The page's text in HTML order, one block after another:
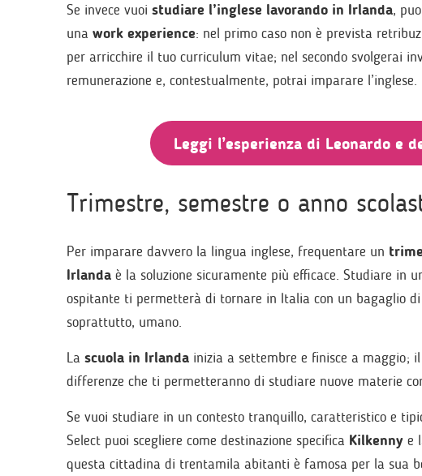
Se invece vuoi studiare l’inglese lavorando in Irlanda,
una work experience: nel primo caso non è prevista
per arricchire il tuo curriculum vitae; nel secondo svolgerai
remunerazione e, contestualmente, potrai imparare l’inglese.
Leggi l’esperienza di Leonardo e
Trimestre, semestre o anno
Per imparare davvero la lingua inglese, frequentare un
Irlanda è la soluzione sicuramente più efficace. Studiare in
ospitante ti permetterà di tornare in Italia con un bagaglio di
soprattutto, umano.
La scuola in Irlanda inizia a settembre e finisce a maggio;
differenze che ti permetteranno di studiare nuove materie
Se vuoi studiare in un contesto tranquillo, caratteristico e
Select puoi scegliere come destinazione specifica Kilkenny e
questa cittadina di trentamila abitanti è famosa per la sua